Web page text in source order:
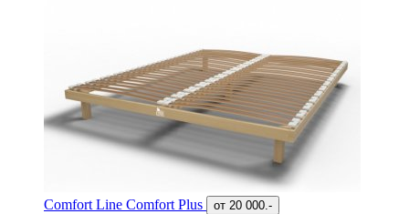
Comfort Line Comfort Plus от 20 000.-